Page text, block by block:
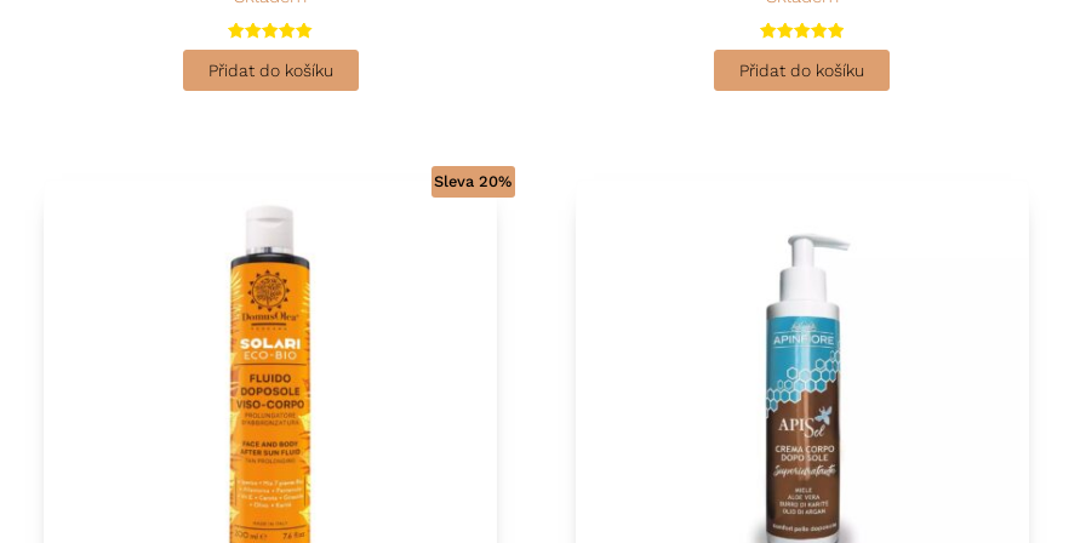
Hodnocení
5.00
Přidat do košíku
Hodnocení
5.00
Přidat do košíku
Sleva 20%
This product has multiple variants. The options may be chosen on the product page